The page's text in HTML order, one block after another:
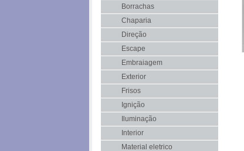
Borrachas
Chaparia
Direção
Escape
Embraiagem
Exterior
Frisos
Ignição
Iluminação
Interior
Material eletrico